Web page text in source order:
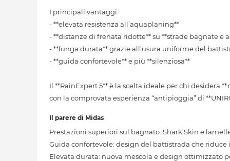
I principali vantaggi:
- **elevata resistenza all’aquaplaning**
- **distanze di frenata ridotte** su **strade bagnate e
- **lunga durata** grazie all’usura uniforme del
- **guida confortevole** e più **silenziosa**
Il **RainExpert 5** è la scelta ideale per chi desidera
con la comprovata esperienza “antipioggia” di
Il parere di Midas
Prestazioni superiori sul bagnato: Shark Skin e
Guida confortevole: design del battistrada che
Elevata durata: nuova mescola e design ottimizzato